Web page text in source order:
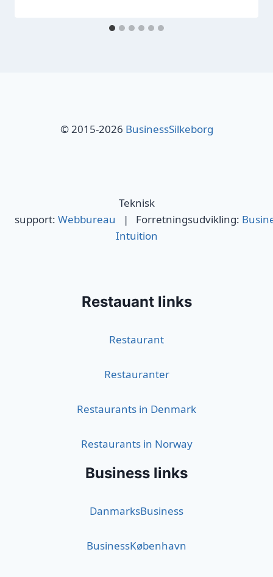
© 2015-2026 BusinessSilkeborg
Teknisk
support: Webbureau | Forretningsudvikling:
Intuition
Restauant links
Restaurant
Restauranter
Restaurants in Denmark
Restaurants in Norway
Business links
DanmarksBusiness
BusinessKøbenhavn